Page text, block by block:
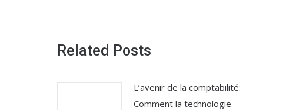
:
Related Posts
L’avenir de la comptabilité:
Comment la technologie